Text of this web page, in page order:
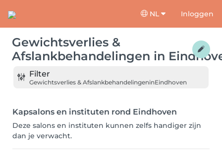
NL Inloggen
Gewichtsverlies &
Afslankbehandelingen in
Filter
Gewichtsverlies & AfslankbehandelingeninEindhoven
Kapsalons en instituten rond Eindhoven
Deze salons en instituten kunnen zelfs handiger zijn
dan je verwacht.